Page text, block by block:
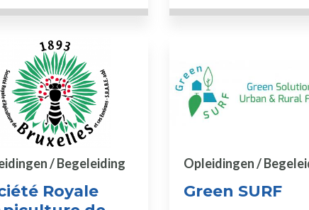
Royale
/ Begeleiding
Green SURF
Opleidingen /